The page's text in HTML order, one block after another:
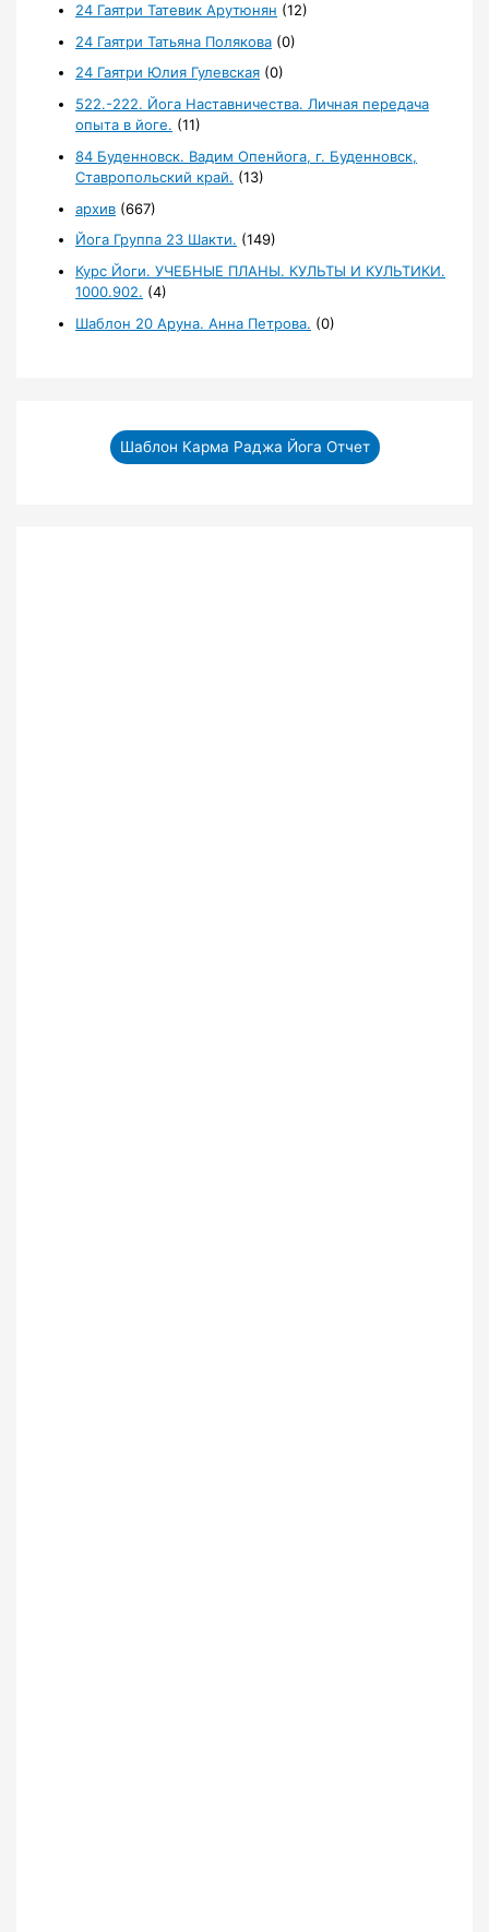
24 Гаятри Татевик Арутюнян (12)
24 Гаятри Татьяна Полякова (0)
24 Гаятри Юлия Гулевская (0)
522.-222. Йога Наставничества. Личная передача
опыта в йоге. (11)
84 Буденновск. Вадим Опенйога, г. Буденновск,
Ставропольский край. (13)
архив (667)
Йога Группа 23 Шакти. (149)
Курс Йоги. УЧЕБНЫЕ ПЛАНЫ. КУЛЬТЫ И КУЛЬТИКИ.
1000.902. (4)
Шаблон 20 Аруна. Анна Петрова. (0)
Шаблон Карма Раджа Йога Отчет